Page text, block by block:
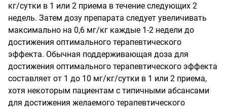
кг/сутки в 1 или 2 приема в течение следующих 2
недель. Затем дозу препарата следует увеличивать
максимально на 0,6 мг/кг каждые 1-2 недели до
достижения оптимального терапевтического
эффекта. Обычная поддерживающая доза для
достижения оптимального терапевтического эффекта
составляет от 1 до 10 мг/кг/сутки в 1 или 2 приема,
хотя некоторым пациентам с типичными абсансами
для достижения желаемого терапевтического